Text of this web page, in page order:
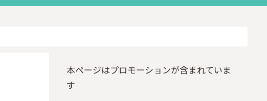
本ページはプロモーションが含まれていま
す